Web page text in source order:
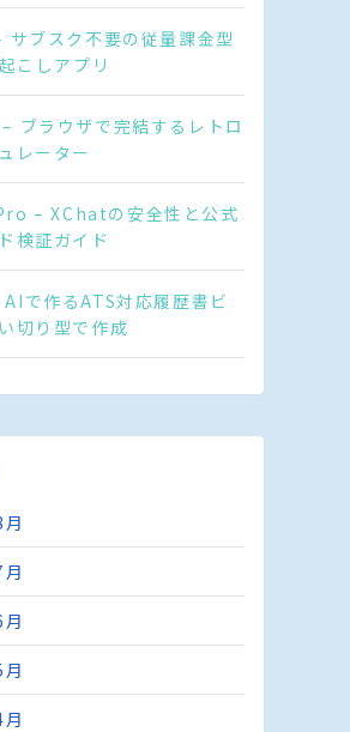
ブスク不要の従量課金型
こしアプリ
ブラウザで完結するレトロ
レーター
– XChatの安全性と公式
検証ガイド
で作るATS対応履歴書ビ
切り型で作成